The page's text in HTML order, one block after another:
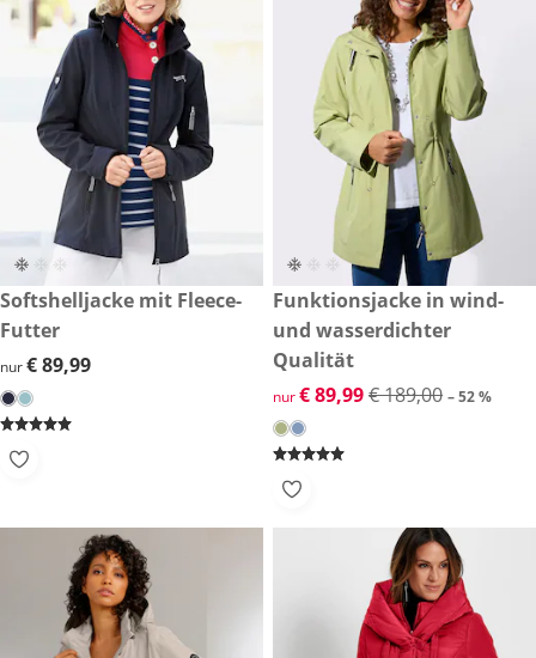
€ 89,99
Softshelljacke mit Fleece-
Futter
€ 89,99
nur€ 89,99
reduzierter Preis € 89,99,
-52 %
Funktionsjacke in wind-
und wasserdichter
Qualität
reduzierter Preis € 89,99,
nur€ 89,99€ 189,00 – 52 %